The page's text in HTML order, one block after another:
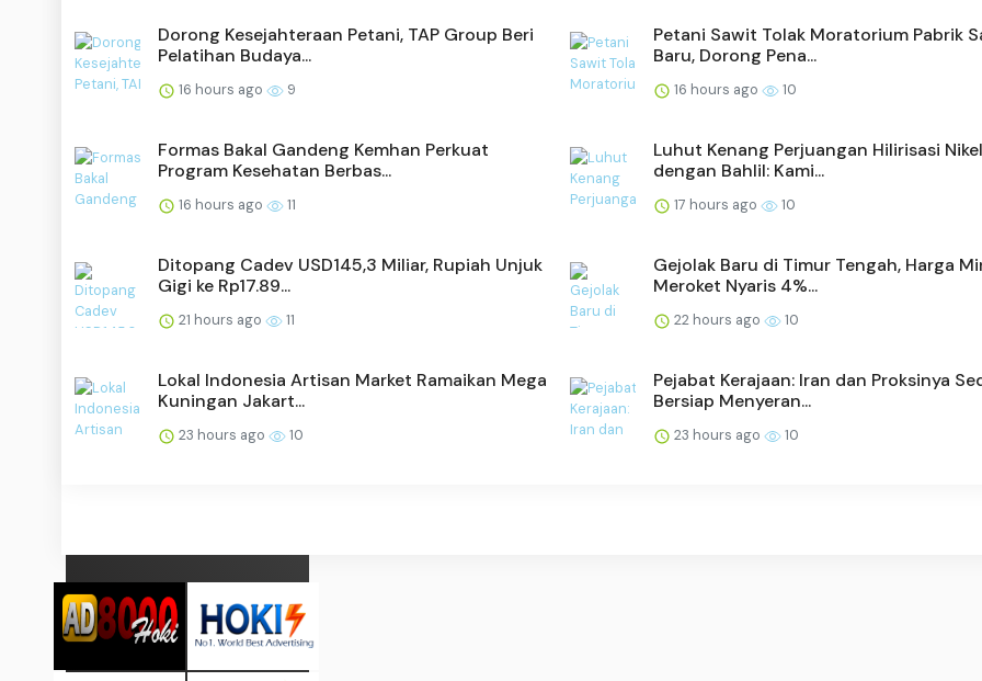
Dorong Kesejahteraan Petani, TAP Group Beri
Pelatihan Budaya...
16 hours ago 9
Petani Sawit Tolak Moratorium Pabrik
Baru, Dorong Pena...
16 hours ago 10
Formas Bakal Gandeng Kemhan Perkuat
Program Kesehatan Berbas...
16 hours ago 11
Luhut Kenang Perjuangan Hilirisasi Nikel
dengan Bahlil: Kami...
17 hours ago 10
Ditopang Cadev USD145,3 Miliar, Rupiah Unjuk
Gigi ke Rp17.89...
21 hours ago 11
Gejolak Baru di Timur Tengah, Harga
Meroket Nyaris 4%...
22 hours ago 10
Lokal Indonesia Artisan Market Ramaikan Mega
Kuningan Jakart...
23 hours ago 10
Pejabat Kerajaan: Iran dan Proksinya
Bersiap Menyeran...
23 hours ago 10